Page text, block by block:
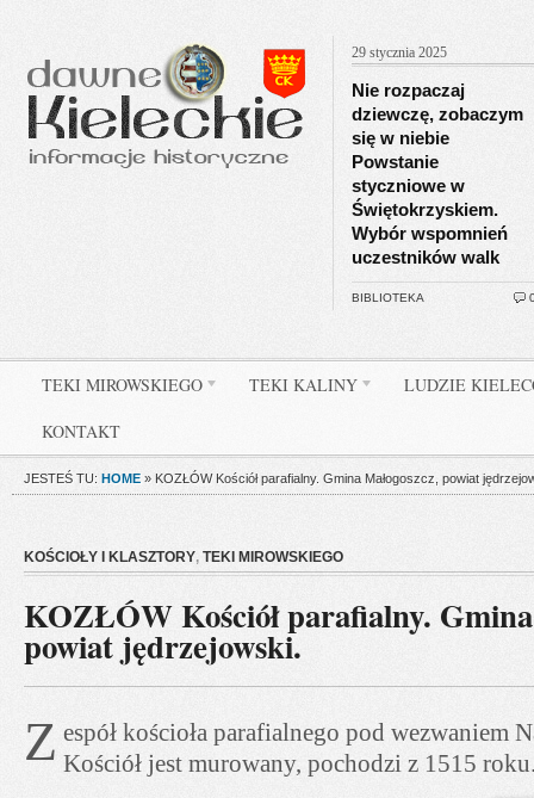
29 stycznia 2025
Nie rozpaczaj
dziewczę, zobaczym
się w niebie
Powstanie
styczniowe w
Świętokrzyskiem.
Wybór wspomnień
uczestników walk
BIBLIOTEKA
TEKI MIROWSKIEGO TEKI KALINY LUDZIE
KONTAKT
JESTEŚ TU: HOME » KOZŁÓW Kościół parafialny. Gmina Małogoszcz, powiat
KOŚCIOŁY I KLASZTORY, TEKI MIROWSKIEGO
KOZŁÓW Kościół parafialny. Gmina
powiat jędrzejowski.
Z espół kościoła parafialnego pod wezwaniem
Kościół jest murowany, pochodzi z 1515